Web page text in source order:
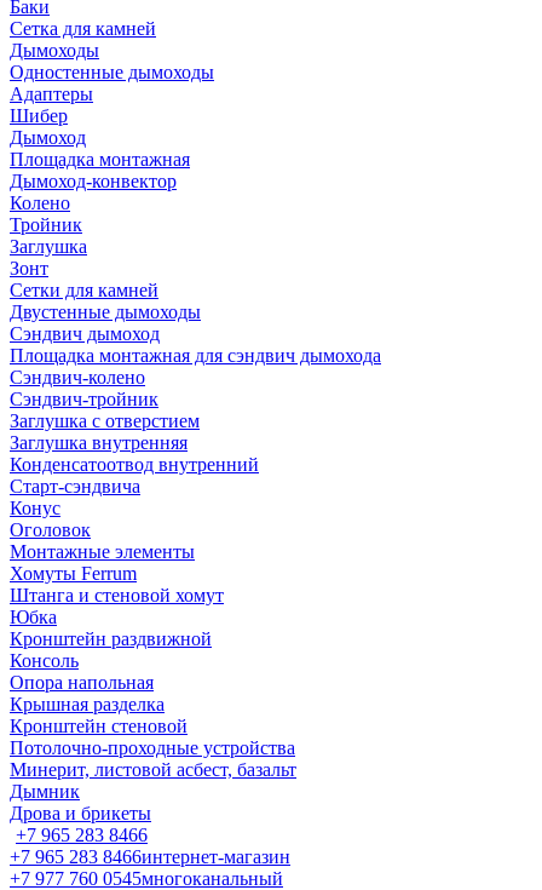
Баки
Сетка для камней
Дымоходы
Одностенные дымоходы
Адаптеры
Шибер
Дымоход
Площадка монтажная
Дымоход-конвектор
Колено
Тройник
Заглушка
Зонт
Сетки для камней
Двустенные дымоходы
Сэндвич дымоход
Площадка монтажная для сэндвич дымохода
Сэндвич-колено
Сэндвич-тройник
Заглушка с отверстием
Заглушка внутренняя
Конденсатоотвод внутренний
Старт-сэндвича
Конус
Оголовок
Монтажные элементы
Хомуты Ferrum
Штанга и стеновой хомут
Юбка
Кронштейн раздвижной
Консоль
Опора напольная
Крышная разделка
Кронштейн стеновой
Потолочно-проходные устройства
Минерит, листовой асбест, базальт
Дымник
Дрова и брикеты
+7 965 283 8466
+7 965 283 8466интернет-магазин
+7 977 760 0545многоканальный